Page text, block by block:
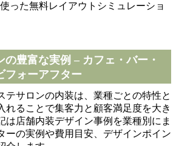
った無料レイアウトシミュレーショ
の豊富な実例 – カフェ・バー・
フォーアフター
テサロンの内装は、業種ごとの特性と
れることで集客力と顧客満足度を大き
は店舗内装デザイン事例を業種別にま
ーの実例や費用目安、デザインポイン